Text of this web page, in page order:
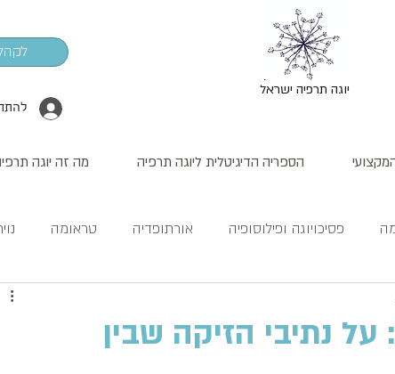
יוגה תרפיה ישראל
הספריה הדיגיטלית ליוגה תרפיה מה זה יוגה
פסיכויוגה ופילוסופיה אורתופדיה טראומה
נתיבי הזיקה שבין